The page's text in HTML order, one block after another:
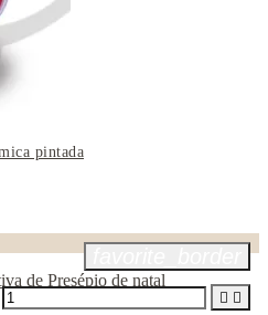
pintada
 